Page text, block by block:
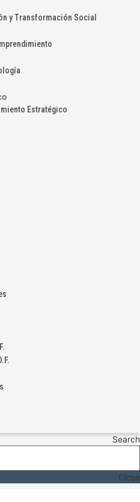
y Transformación Social
Estratégico
Search
Close